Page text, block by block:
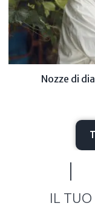
Nozze di
IL TUO